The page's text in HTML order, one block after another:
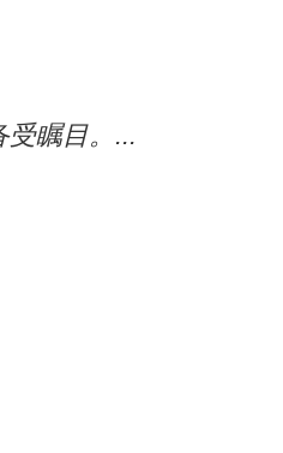
受瞩目。...